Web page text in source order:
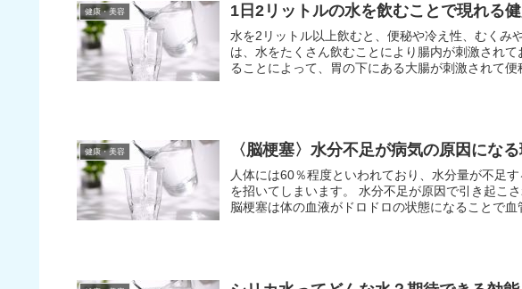
健康・美容 1日2リットルの水を飲むことで現れる
水を2リットル以上飲むと、便秘や冷え性、むくみや肥満予防
は、水をたくさん飲むことにより腸内が刺激され
ることによって、胃の下にある大腸が刺激されて便
健康・美容 〈脳梗塞〉水分不足が病気の原因にな
人体には60％程度といわれており、水分量が不足
を招いてしまいます。 水分不足が原因で引き起こされる病気もあり、その一つが脳梗塞です。
脳梗塞は体の血液がドロドロの状態になることで血